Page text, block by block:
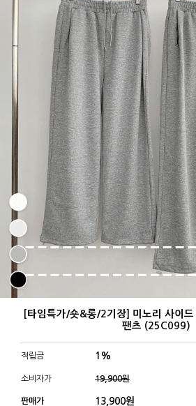
[타임특가/숏&롱/2기장] 미노리 사이
팬츠 (25C099)
적립금 1%
소비자가 19,900원
판매가 13,900원